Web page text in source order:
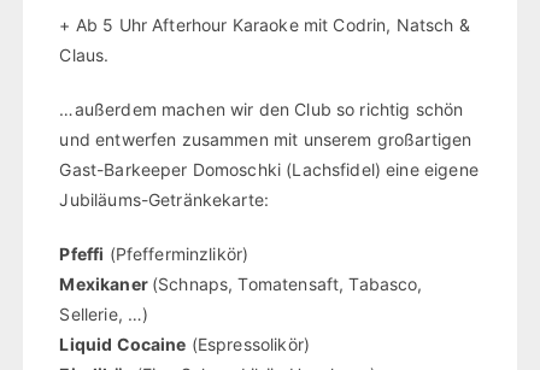
+ Ab 5 Uhr Afterhour Karaoke mit Codrin, Natsch &
Claus.
…außerdem machen wir den Club so richtig schön
und entwerfen zusammen mit unserem großartigen
Gast-Barkeeper Domoschki (Lachsfidel) eine eigene
Jubiläums-Getränkekarte:
Pfeffi (Pfefferminzlikör)
Mexikaner (Schnaps, Tomatensaft, Tabasco,
Sellerie, …)
Liquid Cocaine (Espressolikör)